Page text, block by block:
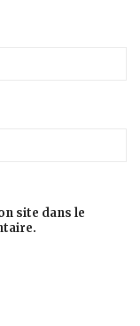
site dans le